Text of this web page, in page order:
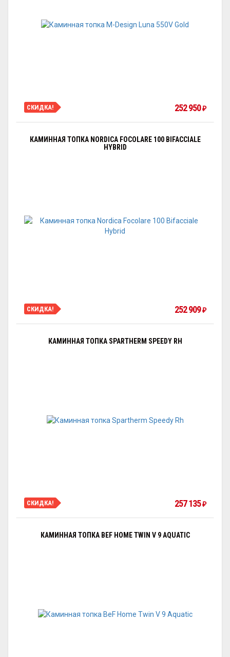
СКИДКА! 252 950 ₽
КАМИННАЯ ТОПКА NORDICA FOCOLARE 100 BIFACCIALE
HYBRID
СКИДКА! 252 909 ₽
КАМИННАЯ ТОПКА SPARTHERM SPEEDY RH
СКИДКА! 257 135 ₽
КАМИННАЯ ТОПКА BEF HOME TWIN V 9 AQUATIC